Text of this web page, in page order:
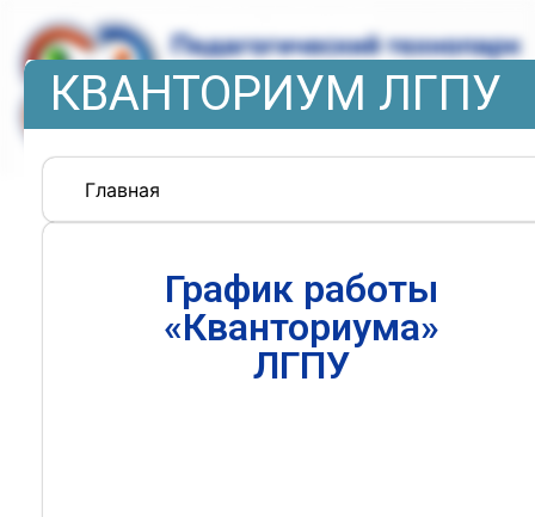
КВАНТОРИУМ ЛГПУ
Главная
График работы
«Кванториума»
ЛГПУ